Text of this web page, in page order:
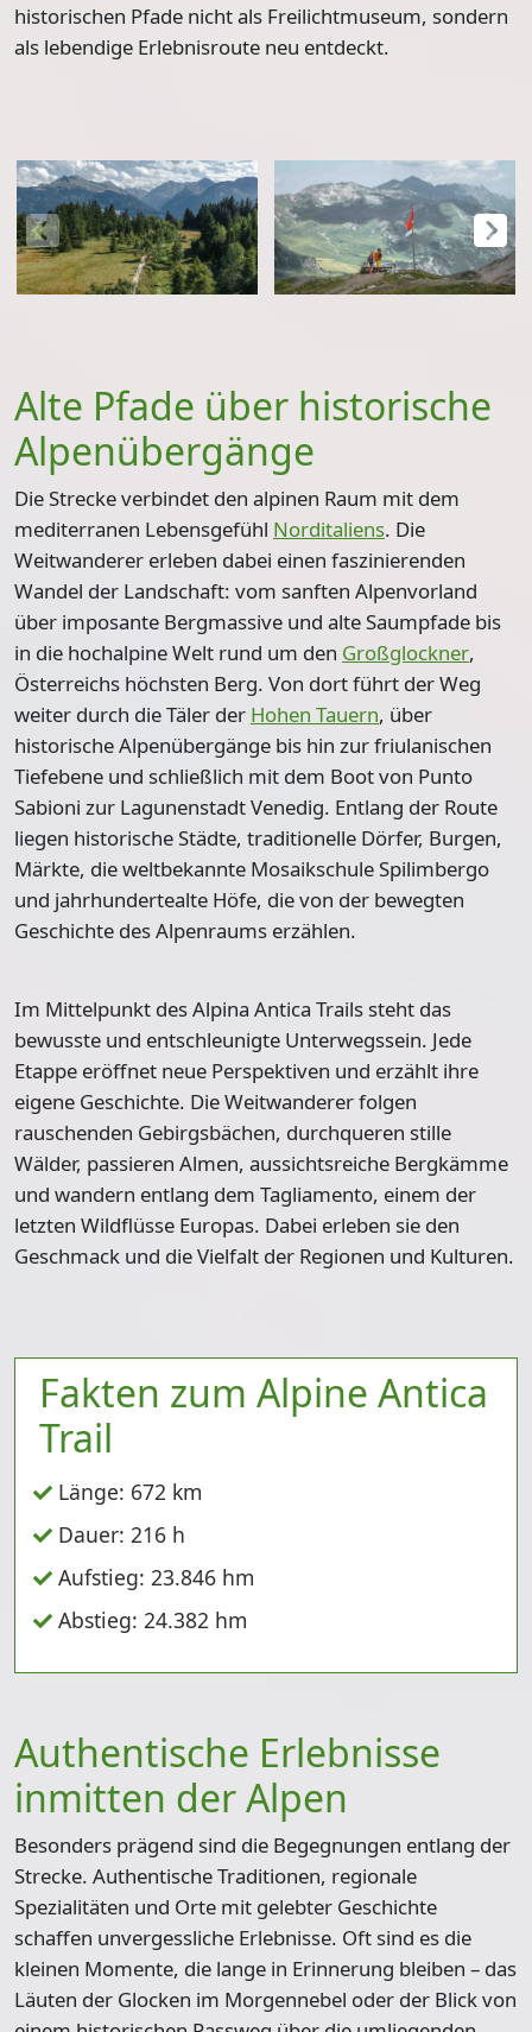
historischen Pfade nicht als Freilichtmuseum, sondern
als lebendige Erlebnisroute neu entdeckt.
Alte Pfade über historische
Alpenübergänge
Die Strecke verbindet den alpinen Raum mit dem
mediterranen Lebensgefühl Norditaliens. Die
Weitwanderer erleben dabei einen faszinierenden
Wandel der Landschaft: vom sanften Alpenvorland
über imposante Bergmassive und alte Saumpfade bis
in die hochalpine Welt rund um den Großglockner,
Österreichs höchsten Berg. Von dort führt der Weg
weiter durch die Täler der Hohen Tauern, über
historische Alpenübergänge bis hin zur friulanischen
Tiefebene und schließlich mit dem Boot von Punto
Sabioni zur Lagunenstadt Venedig. Entlang der Route
liegen historische Städte, traditionelle Dörfer, Burgen,
Märkte, die weltbekannte Mosaikschule Spilimbergo
und jahrhundertealte Höfe, die von der bewegten
Geschichte des Alpenraums erzählen.
Im Mittelpunkt des Alpina Antica Trails steht das
bewusste und entschleunigte Unterwegssein. Jede
Etappe eröffnet neue Perspektiven und erzählt ihre
eigene Geschichte. Die Weitwanderer folgen
rauschenden Gebirgsbächen, durchqueren stille
Wälder, passieren Almen, aussichtsreiche Bergkämme
und wandern entlang dem Tagliamento, einem der
letzten Wildflüsse Europas. Dabei erleben sie den
Geschmack und die Vielfalt der Regionen und Kulturen.
Fakten zum Alpine Antica
Trail
Länge: 672 km
Dauer: 216 h
Aufstieg: 23.846 hm
Abstieg: 24.382 hm
Authentische Erlebnisse
inmitten der Alpen
Besonders prägend sind die Begegnungen entlang der
Strecke. Authentische Traditionen, regionale
Spezialitäten und Orte mit gelebter Geschichte
schaffen unvergessliche Erlebnisse. Oft sind es die
kleinen Momente, die lange in Erinnerung bleiben – das
Läuten der Glocken im Morgennebel oder der Blick von